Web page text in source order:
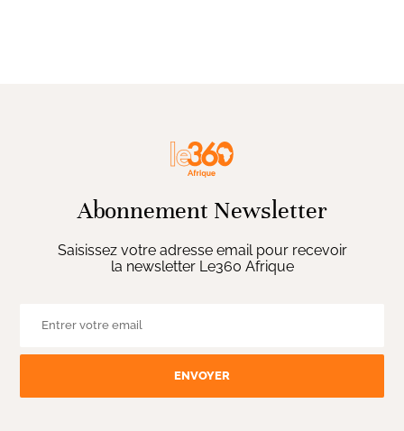
Abonnement Newsletter
Saisissez votre adresse email pour recevoir
la newsletter Le360 Afrique
ENVOYER